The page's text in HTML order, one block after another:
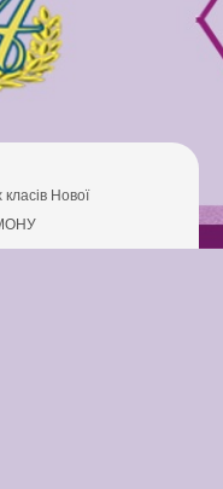
Our Brain’s Favorite
match class
Lessons at New
Нової
МОНУ